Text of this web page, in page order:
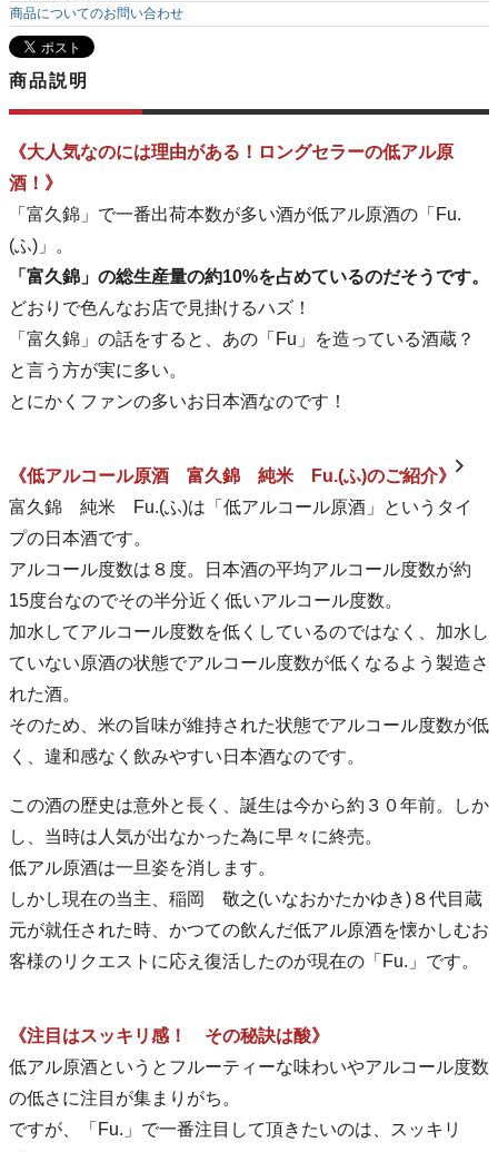
商品についてのお問い合わせ
商品説明
《大人気なのには理由がある！ロングセラーの低アル原
酒！》
「富久錦」で一番出荷本数が多い酒が低アル原酒の「Fu.
(ふ)」。
「富久錦」の総生産量の約10%を占めているのだそうです。
どおりで色んなお店で見掛けるハズ！
「富久錦」の話をすると、あの「Fu」を造っている酒蔵？
と言う方が実に多い。
とにかくファンの多いお日本酒なのです！
《低アルコール原酒 富久錦 純米 Fu.(ふ)のご紹介》
富久錦 純米 Fu.(ふ)は「低アルコール原酒」というタイ
プの日本酒です。
アルコール度数は８度。日本酒の平均アルコール度数が約
15度台なのでその半分近く低いアルコール度数。
加水してアルコール度数を低くしているのではなく、加水し
ていない原酒の状態でアルコール度数が低くなるよう製造さ
れた酒。
そのため、米の旨味が維持された状態でアルコール度数が低
く、違和感なく飲みやすい日本酒なのです。
この酒の歴史は意外と長く、誕生は今から約３０年前。しか
し、当時は人気が出なかった為に早々に終売。
低アル原酒は一旦姿を消します。
しかし現在の当主、稲岡 敬之(いなおかたかゆき)８代目蔵
元が就任された時、かつての飲んだ低アル原酒を懐かしむお
客様のリクエストに応え復活したのが現在の「Fu.」です。
《注目はスッキリ感！ その秘訣は酸》
低アル原酒というとフルーティーな味わいやアルコール度数
の低さに注目が集まりがち。
ですが、「Fu.」で一番注目して頂きたいのは、スッキリ